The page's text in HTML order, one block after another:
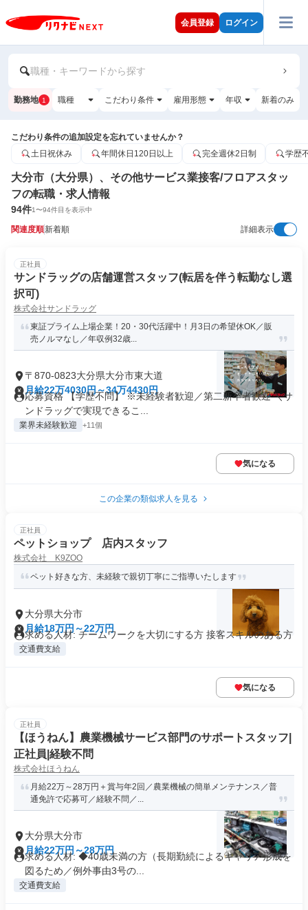
会員登録 ログイン
職種・キーワードから探す
勤務地 1 職種 こだわり条件 雇用形態 年収 新着のみ
こだわり条件の追加設定を忘れていませんか？
土日祝休み
年間休日120日以上 完全週休2日制 学歴
大分市（大分県）、その他サービス業接客/フロアスタッ
フの転職・求人情報
94件1〜94件目を表示中
関連度順新着順 詳細表示
正社員
サンドラッグの店舗運営スタッフ(転居を伴う転勤なし選
択可)
株式会社サンドラッグ
東証プライム上場企業！20・30代活躍中！月3日の希望休OK／販
売ノルマなし／年収例32歳...
〒870-0823大分県大分市東大道
月給22万4030円～34万4430円
応募資格 【学歴不問】 ※未経験者歓迎／第二新卒者歓迎 ＼サ
ンドラッグで実現できるこ...
業界未経験歓迎 +11個
気になる
この企業の類似求人を見る
正社員
ペットショップ 店内スタッフ
株式会社 K9ZOO
ペット好きな方、未経験で親切丁寧にご指導いたします
大分県大分市
月給18万円～22万円
求める人材: チームワークを大切にする方 接客スキルのある方
交通費支給
気になる
正社員
【ほうねん】農業機械サービス部門のサポートスタッフ|
正社員|経験不問
株式会社ほうねん
月給22万～28万円＋賞与年2回／農業機械の簡単メンテナンス／普
通免許で応募可／経験不問／...
大分県大分市
月給22万円～28万円
求める人材: ◆40歳未満の方（長期勤続によるキャリア形成を
図るため／例外事由3号の...
交通費支給